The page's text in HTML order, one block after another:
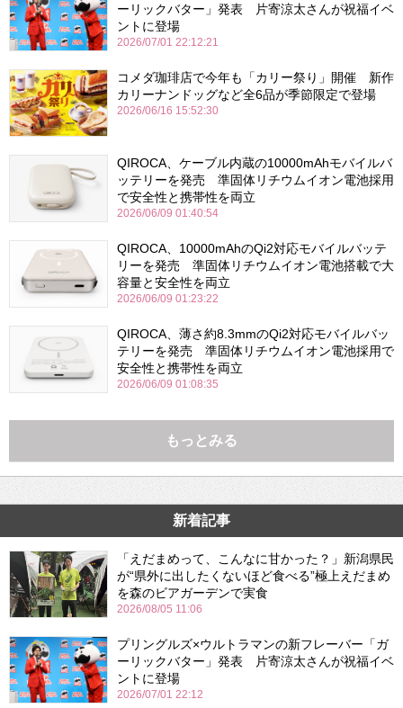
ーリックバター」発表 片寄涼太さんが祝福イベ
ントに登場
2026/07/01 22:12:21
コメダ珈琲店で今年も「カリー祭り」開催 新作
カリーナンドッグなど全6品が季節限定で登場
2026/06/16 15:52:30
QIROCA、ケーブル内蔵の10000mAhモバイルバ
ッテリーを発売 準固体リチウムイオン電池採用
で安全性と携帯性を両立
2026/06/09 01:40:54
QIROCA、10000mAhのQi2対応モバイルバッテ
リーを発売 準固体リチウムイオン電池搭載で大
容量と安全性を両立
2026/06/09 01:23:22
QIROCA、薄さ約8.3mmのQi2対応モバイルバッ
テリーを発売 準固体リチウムイオン電池採用で
安全性と携帯性を両立
2026/06/09 01:08:35
もっとみる
新着記事
「えだまめって、こんなに甘かった？」新潟県民
が“県外に出したくないほど食べる”極上えだまめ
を森のビアガーデンで実食
2026/08/05 11:06
プリングルズ×ウルトラマンの新フレーバー「ガ
ーリックバター」発表 片寄涼太さんが祝福イベ
ントに登場
2026/07/01 22:12